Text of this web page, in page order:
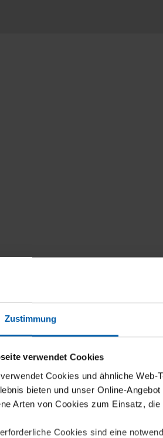
Zustimmung
verwendet Cookies
Cookies und ähnliche
bieten und unser Online-
Arten von Cookies zum Einsatz,
Cookies sind eine
bought